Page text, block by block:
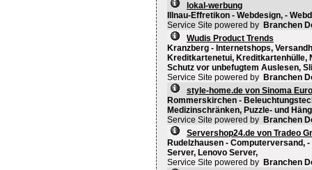
lokal-werbung
Illnau-Effretikon - Webdesign, -
Service Site powered by Branchen
Wudis Product Trends
Kranzberg - Internetshops,
Kreditkartenetui, Kreditkartenhülle,
Schutz vor unbefugtem Auslesen,
Service Site powered by Branchen
style-home.de von Sinoma
Rommerskirchen -
Medizinschränken, Puzzle- und
Service Site powered by Branchen
Servershop24.de von Tradeo
Rudelzhausen - Computerversand,
Server, Lenovo Server,
Service Site powered by Branchen